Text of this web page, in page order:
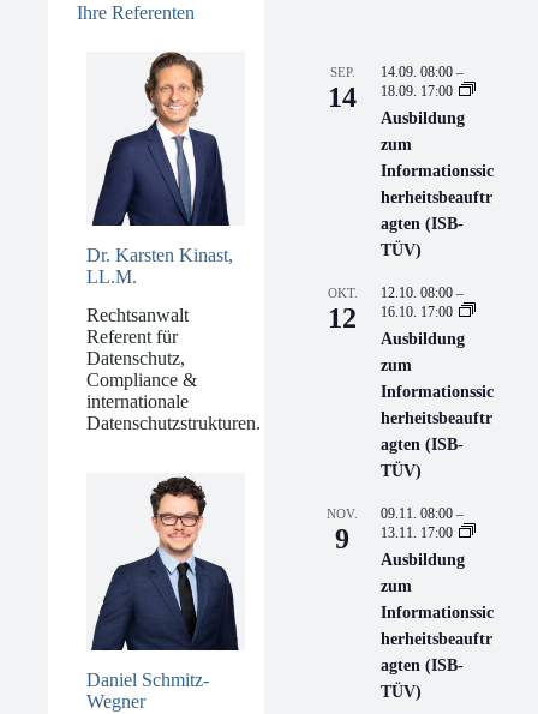
Ihre Referenten
Dr. Karsten Kinast,
LL.M.
Rechtsanwalt
Referent für
Datenschutz,
Compliance &
internationale
Datenschutzstrukturen.
Daniel Schmitz-
Wegner
SEP.
14
14.09. 08:00 –
18.09. 17:00
Ausbildung
zum
Informationssic
herheitsbeauftr
agten (ISB-
TÜV)
OKT.
12
12.10. 08:00 –
16.10. 17:00
Ausbildung
zum
Informationssic
herheitsbeauftr
agten (ISB-
TÜV)
NOV.
9
09.11. 08:00 –
13.11. 17:00
Ausbildung
zum
Informationssic
herheitsbeauftr
agten (ISB-
TÜV)